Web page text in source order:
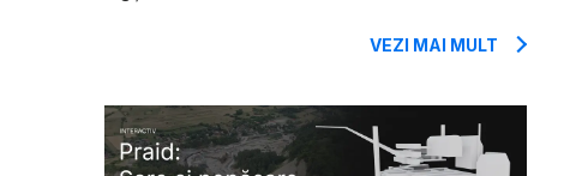
VEZI MAI MULT